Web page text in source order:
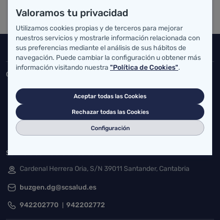
Inicio del pie de página
Salud Cantabria
Consejería de Salud
Federico Vial 13, 39009 Santander, Cantabria
atencionusuario@cantabria.es
942395562
Servicio Cántabro de Salud
Cardenal Herrera Oria, S/N 39011 Santander, Cantabria
buzgen.dg@scsalud.es
942202770 942202772
Valoramos tu privacidad
Utilizamos cookies propias y de terceros para mejorar
nuestros servicios y mostrarle información relacionada con
sus preferencias mediante el análisis de sus hábitos de
navegación. Puede cambiar la configuración u obtener más
información visitando nuestra "Política de Cookies".
Aceptar todas las Cookies
Rechazar todas las Cookies
Configuración